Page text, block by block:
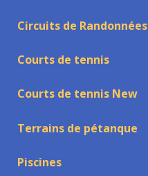
Circuits de Randonnées
Courts de tennis
Courts de tennis New
Terrains de pétanque
Piscines